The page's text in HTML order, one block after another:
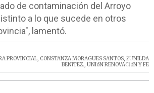
de contaminación del Arroyo
a lo que sucede en otros
lamentó.
›
PROVINCIAL, CONSTANZA MORAGUES SANTOS, ZUNILDA
BENíTEZ., UNIóN RENOVACIóN Y FE